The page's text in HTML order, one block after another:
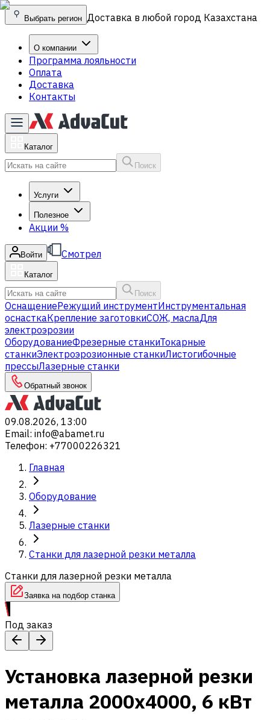
Выбрать регион Доставка в любой город Казахстана
О компании
Программа лояльности
Оплата
Доставка
Контакты
Каталог
Поиск
Услуги
Полезное
Акции %
Войти Смотрел
Каталог
Поиск
ОснащениеРежущий инструментИнструментальная
оснасткаКрепление заготовкиСОЖ, маслаДля
электроэрозии
ОборудованиеФрезерные станкиТокарные
станкиЭлектроэрозионные станкиЛистогибочные
прессыЛазерные станки
Обратный звонок
09.08.2026, 13:00
Email: info@abamet.ru
Телефон: +77000226321
Главная
Оборудование
Лазерные станки
Станки для лазерной резки металла
Станки для лазерной резки металла
Заявка на подбор станка
Под заказ
Установка лазерной резки
металла 2000x4000, 6 кВт